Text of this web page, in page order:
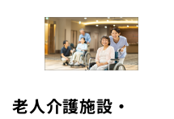
老人介護施設・